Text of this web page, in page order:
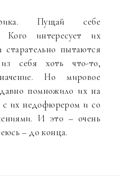
Пущай себе
Кого интересует их
пытаются
из себя хоть что-то,
Но мировое
помножило их на
с их недофюрером и со
И это – очень
– до конца.